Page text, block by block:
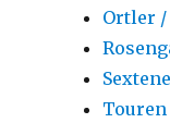
Ortler